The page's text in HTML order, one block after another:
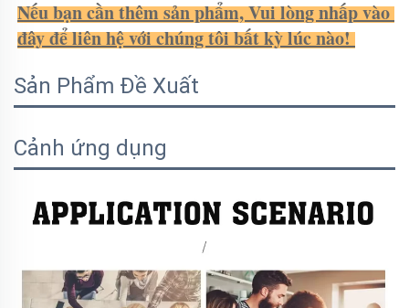
Nếu bạn cần thêm sản phẩm, Vui lòng nhấp vào
đây để liên hệ với chúng tôi bất kỳ lúc nào!
Sản Phẩm Đề Xuất
Cảnh ứng dụng